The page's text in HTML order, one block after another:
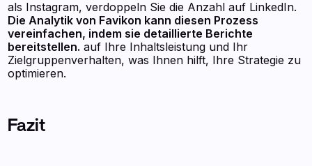
als Instagram, verdoppeln Sie die Anzahl auf LinkedIn.
Die Analytik von Favikon kann diesen Prozess
vereinfachen, indem sie detaillierte Berichte
bereitstellen. auf Ihre Inhaltsleistung und Ihr
Zielgruppenverhalten, was Ihnen hilft, Ihre Strategie zu
optimieren.
Fazit